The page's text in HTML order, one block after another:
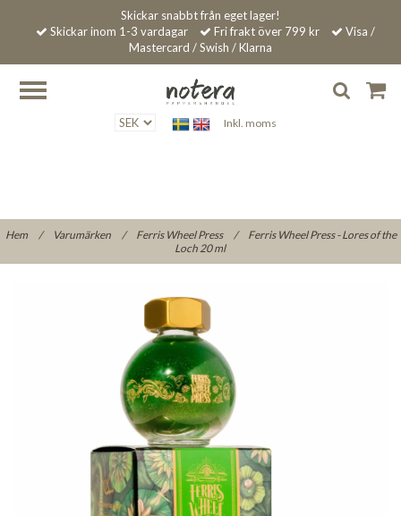
Skickar snabbt från eget lager!
Skickar inom 1-3 vardagar
Fri frakt över 799 kr
Visa /
Mastercard / Swish / Klarna
Inkl. moms
Hem / Varumärken / Ferris Wheel Press /
Ferris Wheel Press - Lores of the
Loch 20 ml